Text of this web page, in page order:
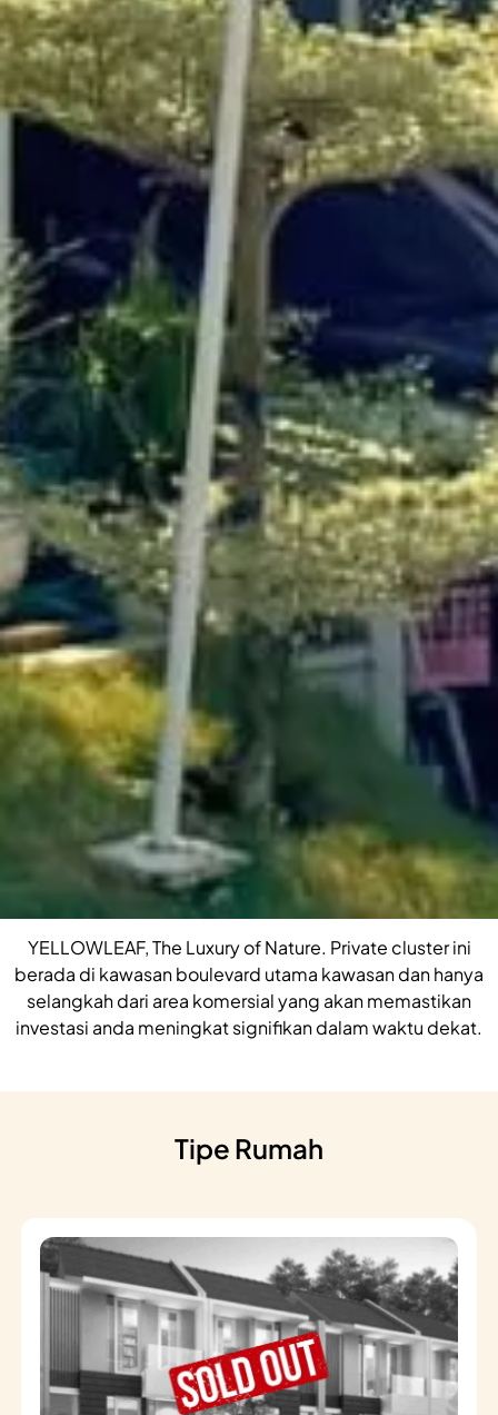
YELLOWLEAF, The Luxury of Nature. Private cluster ini
berada di kawasan boulevard utama kawasan dan hanya
selangkah dari area komersial yang akan memastikan
investasi anda meningkat signifikan dalam waktu dekat.
Tipe Rumah